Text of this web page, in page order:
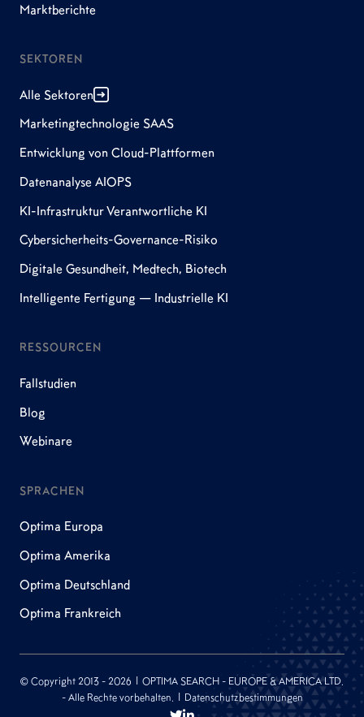
Marktberichte
SEKTOREN
Alle Sektoren
Marketingtechnologie SAAS
Entwicklung von Cloud-Plattformen
Datenanalyse AIOPS
KI-Infrastruktur Verantwortliche KI
Cybersicherheits-Governance-Risiko
Digitale Gesundheit, Medtech, Biotech
Intelligente Fertigung — Industrielle KI
RESSOURCEN
Fallstudien
Blog
Webinare
SPRACHEN
Optima Europa
Optima Amerika
Optima Deutschland
Optima Frankreich
© Copyright 2013 - 2026 | OPTIMA SEARCH - EUROPE & AMERICA LTD.
- Alle Rechte vorbehalten. | Datenschutzbestimmungen